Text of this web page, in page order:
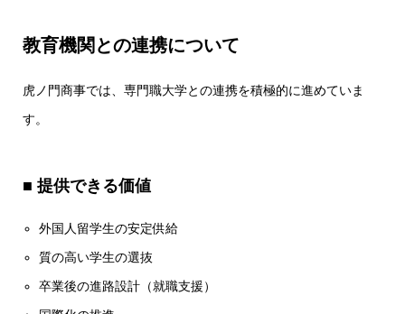
教育機関との連携について
虎ノ門商事では、専門職大学との連携を積極的に進めていま
す。
■ 提供できる価値
外国人留学生の安定供給
質の高い学生の選抜
卒業後の進路設計（就職支援）